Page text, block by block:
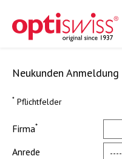
Neukunden Anmeldung
* Pflichtfelder
Firma*
Anrede ----